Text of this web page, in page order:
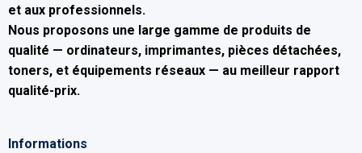
et aux professionnels.
Nous proposons une large gamme de produits de
qualité — ordinateurs, imprimantes, pièces détachées,
toners, et équipements réseaux — au meilleur rapport
qualité-prix.
Informations